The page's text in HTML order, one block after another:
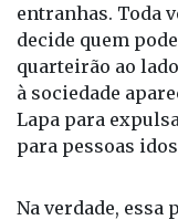
entranhas. Toda
decide quem
quarteirão ao
à sociedade
Lapa para
para pessoas
Na verdade,